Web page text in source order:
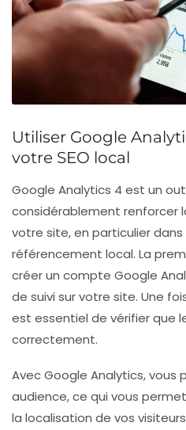
Utiliser Google
votre SEO local
Google Analytics 4 est un
considérablement renforcer
votre site, en particulier dans
référencement local. La
créer un compte Google
de suivi sur votre site. Une
est essentiel de vérifier que
correctement.
Avec Google Analytics, vous
audience, ce qui vous
la localisation de vos